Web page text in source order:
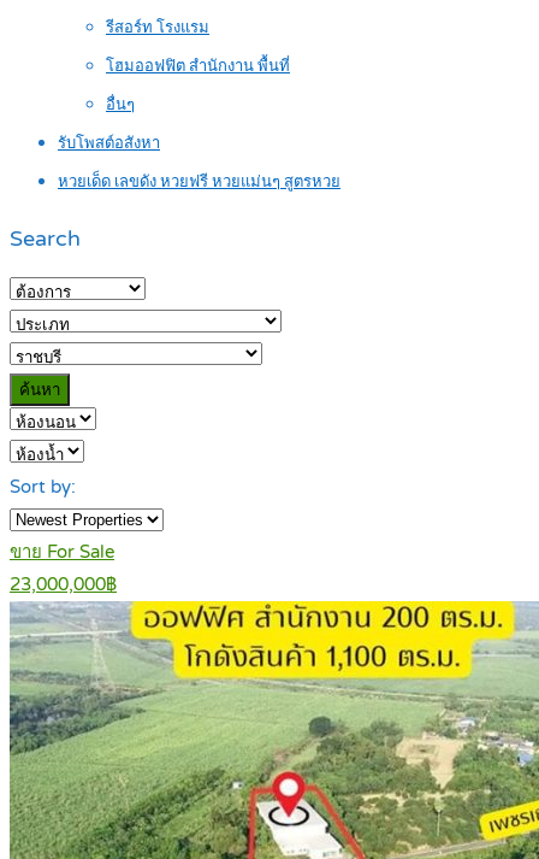
รีสอร์ท โรงแรม
โฮมออฟฟิต สำนักงาน พื้นที่
อื่นๆ
รับโพสต์อสังหา
หวยเด็ด เลขดัง หวยฟรี หวยแม่นๆ สูตรหวย
Search
ค้นหา
Sort by:
ขาย For Sale
23,000,000฿